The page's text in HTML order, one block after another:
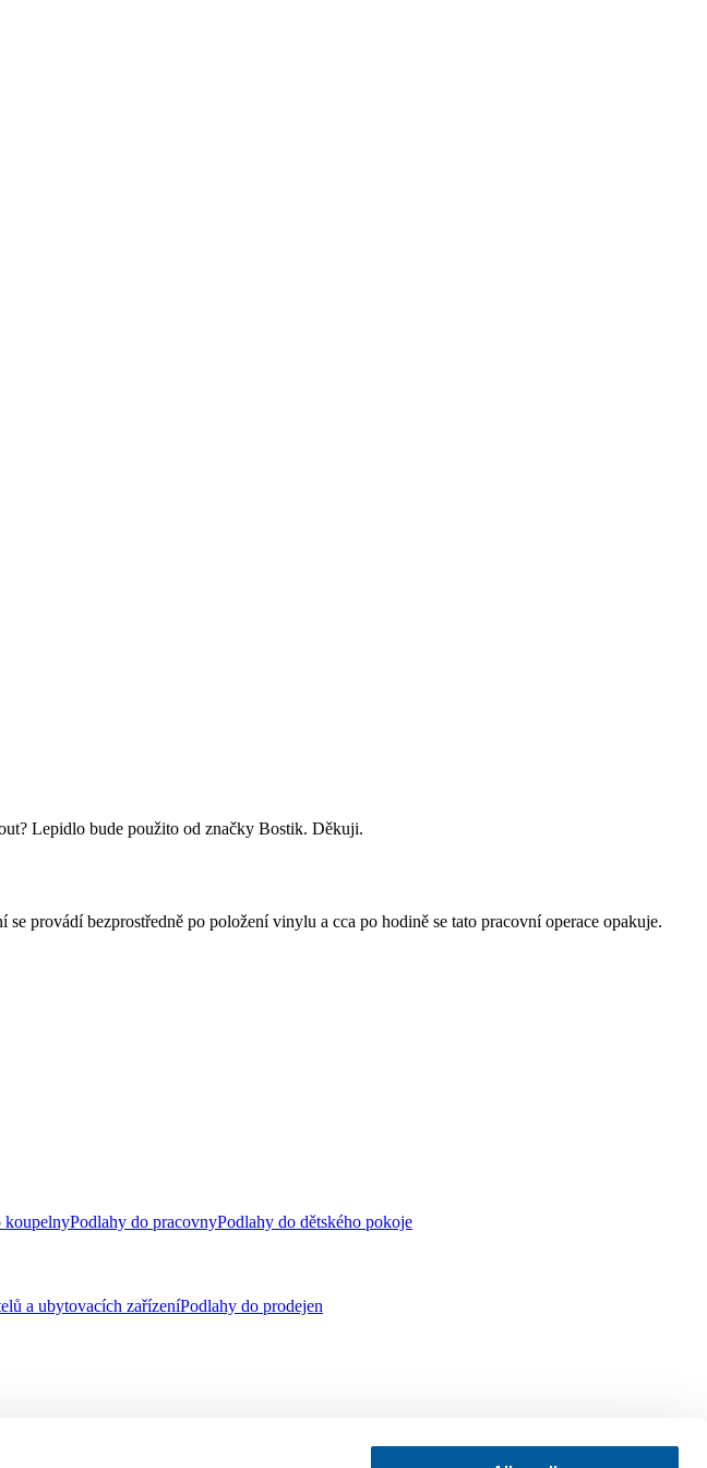
Lepidlo bude použito od značky Bostik. Děkuji.
provádí bezprostředně po položení vinylu a cca po hodině se tato pracovní operace opakuje.
koupelnyPodlahy do pracovnyPodlahy do dětského pokoje
a ubytovacích zařízeníPodlahy do prodejen